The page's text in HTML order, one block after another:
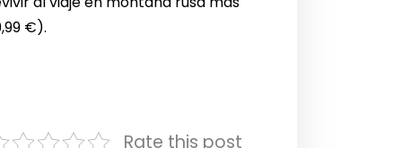
€).
Rate this post